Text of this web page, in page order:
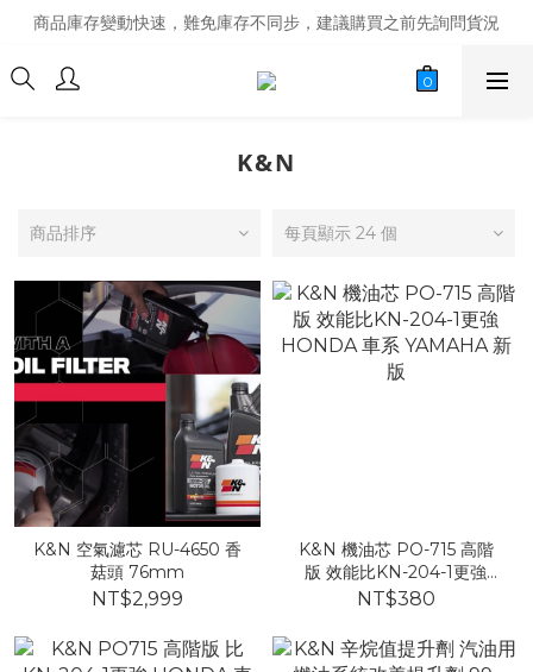
商品庫存變動快速，難免庫存不同步，建議購買之前先詢問貨況
商品庫存變動快速，難免庫存不同步，建議購買之前先詢問貨況
經營超過20年的改裝老字號，安全有保障
K&N
商品排序 每頁顯示 24 個
K&N 空氣濾芯 RU-4650 香
菇頭 76mm
NT$2,999
K&N 機油芯 PO-715 高階
版 效能比KN-204-1更強
HONDA 車系 YAMAHA 新
NT$380